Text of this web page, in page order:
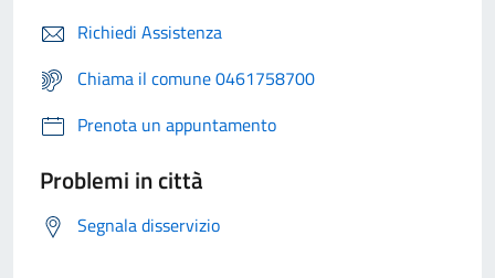
Richiedi Assistenza
Chiama il comune 0461758700
Prenota un appuntamento
Problemi in città
Segnala disservizio